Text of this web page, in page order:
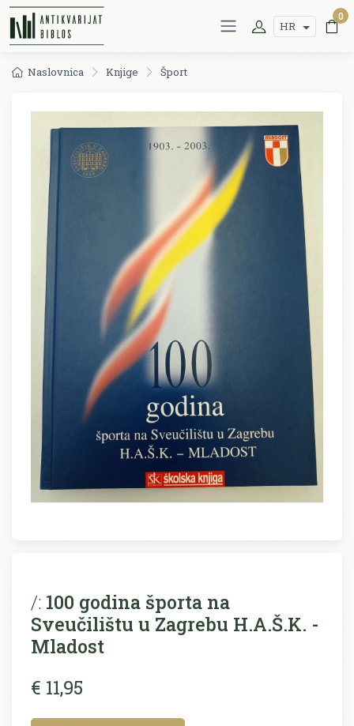
HR
0
Naslovnica Knjige Šport
/: 100 godina športa na
Sveučilištu u Zagrebu H.A.Š.K. -
Mladost
€ 11,95